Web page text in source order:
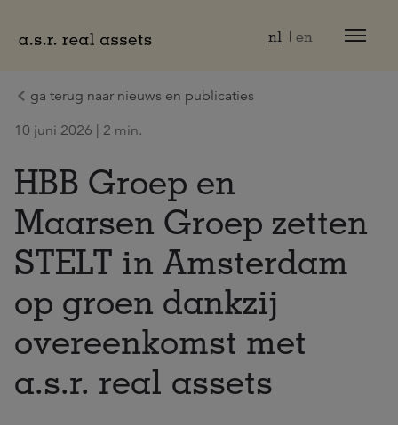
nl en
ga terug naar nieuws en publicaties
10 juni 2026 | 2 min.
HBB Groep en
Maarsen Groep zetten
STELT in Amsterdam
op groen dankzij
overeenkomst met
a.s.r. real assets